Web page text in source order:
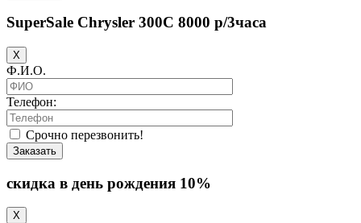
SuperSale Chrysler 300C 8000 р/3часа
X
Ф.И.О.
Телефон:
Срочно перезвонить!
Заказать
скидка в день рождения 10%
X